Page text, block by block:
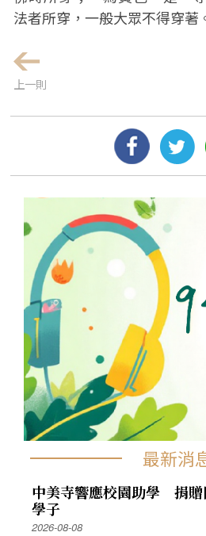
法者所穿，一般大眾不得穿著
上一則
最新消
中美寺響應校園助學 捐贈
學子
2026-08-08